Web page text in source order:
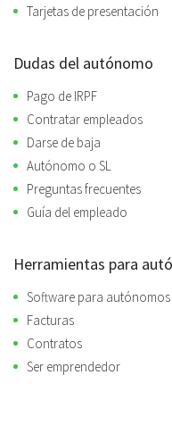
Tarjetas de presentación
Dudas del autónomo
Pago de IRPF
Contratar empleados
Darse de baja
Autónomo o SL
Preguntas frecuentes
Guía del empleado
Herramientas para
Software para autónomos
Facturas
Contratos
Ser emprendedor